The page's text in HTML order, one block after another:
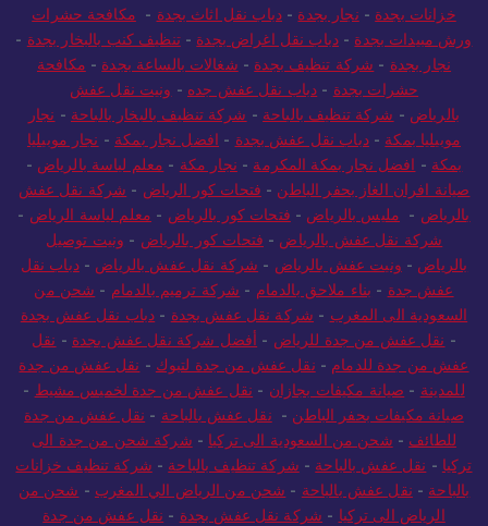
خزانات بجدة - نجار بجدة - دباب نقل اثاث بجدة - مكافحة حشرات
ورش مبيدات بجدة -دباب نقل اغراض بجدة -تنظيف كنب بالبخار بجدة -
نجار بجدة - شركة تنظيف بجدة - شغالات بالساعة بجدة - مكافحة
حشرات بجدة - دباب نقل عفش جده - ونيت نقل عفش
بالرياض - شركة تنظيف بالباحة - شركة تنظيف بالبخار بالباحة - نجار
موبيليا بمكة -دباب نقل عفش بجدة - افضل نجار بمكة - نجار موبيليا
بمكة - افضل نجار بمكة المكرمة - نجار مكة - معلم لياسة بالرياض -
صيانة افران الغاز بحفر الباطن - فتحات كور الرياض - شركة نقل عفش
بالرياض - مليس بالرياض - فتحات كور بالرياض - معلم لياسة الرياض -
شركة نقل عفش بالرياض - فتحات كور بالرياض - ونيت توصيل
بالرياض - ونيت عفش بالرياض - شركة نقل عفش بالرياض -دباب نقل
عفش جدة - بناء ملاحق بالدمام - شركة ترميم بالدمام - شحن من
السعودية الى المغرب - شركة نقل عفش بجدة - دباب نقل عفش بجدة
- نقل عفش من جدة للرياض - أفضل شركة نقل عفش بجدة - نقل
عفش من جدة للدمام - نقل عفش من جدة لتبوك - نقل عفش من جدة
للمدينة - صيانة مكيفات بجازان - نقل عفش من جدة لخميس مشيط -
صيانة مكيفات بحفر الباطن - نقل عفش بالباحة - نقل عفش من جدة
للطائف - شحن من السعودية الى تركيا - شركة شحن من جدة الى
تركيا - نقل عفش بالباحة - شركة تنظيف بالباحة - شركة تنظيف خزانات
بالباحة - نقل عفش بالباحة - شحن من الرياض الي المغرب - شحن من
الرياض الى تركيا - شركة نقل عفش بجدة - نقل عفش من جدة